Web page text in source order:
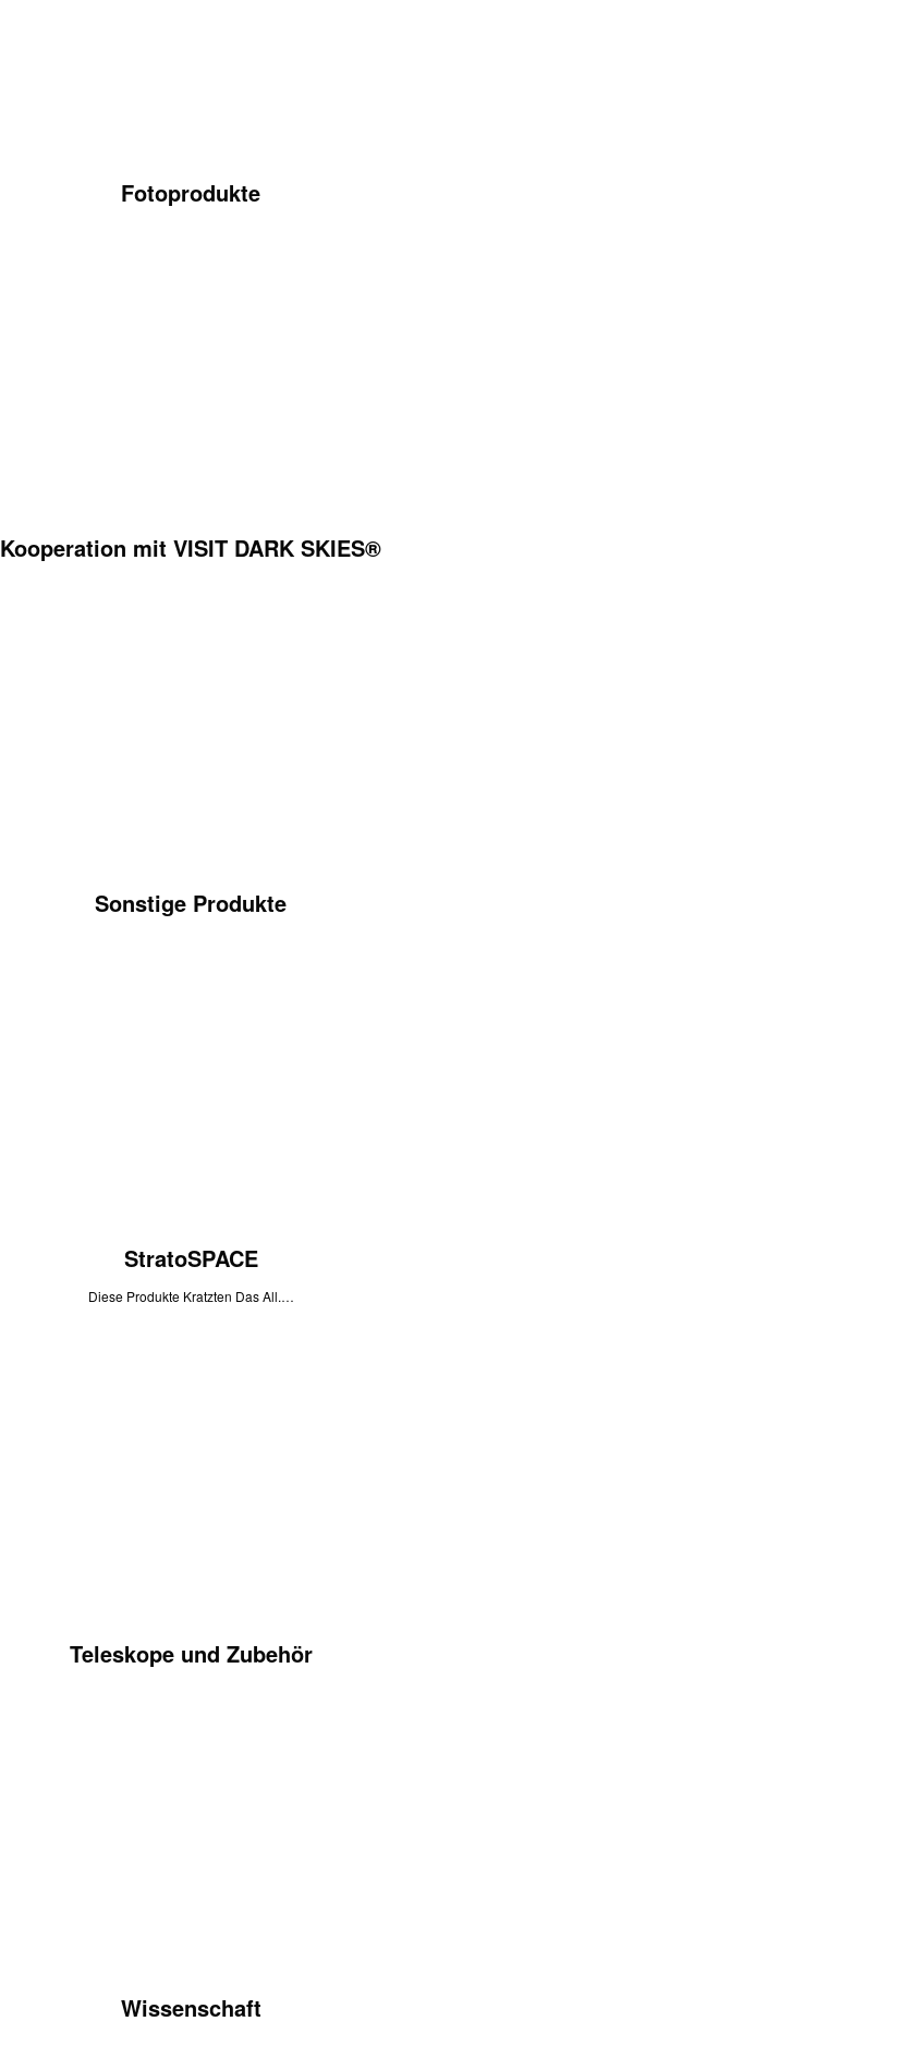
Fotoprodukte
Kooperation mit VISIT DARK SKIES®
Sonstige Produkte
StratoSPACE
Diese Produkte Kratzten Das All.…
Teleskope und Zubehör
Wissenschaft